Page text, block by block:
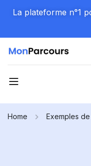
La plateforme n°1
Home Exemples